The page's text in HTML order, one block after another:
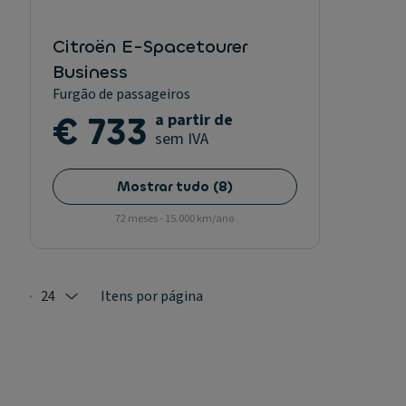
Citroën E-Spacetourer
Business
Furgão de passageiros
€ 733 a partir de
sem IVA
Mostrar tudo (8)
72 meses - 15.000 km/ano
Selected: 24
24 Itens por página